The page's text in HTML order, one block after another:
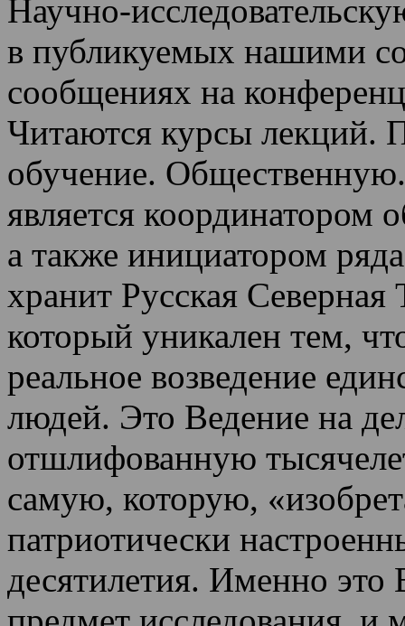
Научно-
в публикуемых нашими
сообщениях на
Читаются курсы лекций.
обучение.
является
а также инициатором
хранит Русская
который уникален тем,
реальное возведение
людей. Это Ведение на
отшлифованную
самую, которую,
патриотически
десятилетия. Именно это